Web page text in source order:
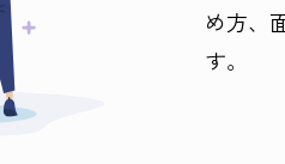
め方、
す。